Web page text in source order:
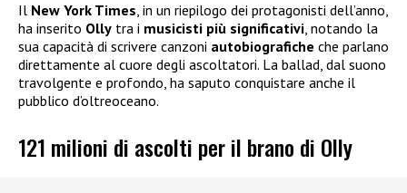
Il New York Times, in un riepilogo dei protagonisti dell’anno,
ha inserito Olly tra i musicisti più significativi, notando la
sua capacità di scrivere canzoni autobiografiche che parlano
direttamente al cuore degli ascoltatori. La ballad, dal suono
travolgente e profondo, ha saputo conquistare anche il
pubblico d’oltreoceano.
121 milioni di ascolti per il brano di Olly